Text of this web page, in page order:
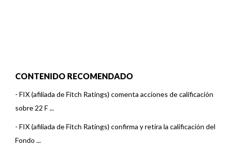
CONTENIDO RECOMENDADO
- FIX (afiliada de Fitch Ratings) comenta acciones de calificación
sobre 22 F ...
- FIX (afiliada de Fitch Ratings) confirma y retira la calificación del
Fondo ...